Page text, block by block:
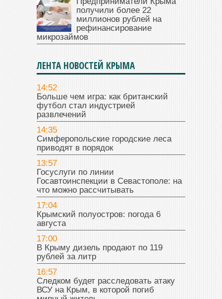
получили более 22
миллионов рублей на
рефинансирование
микрозаймов
ЛЕНТА НОВОСТЕЙ КРЫМА
14:52
Больше чем игра: как британский
футбол стал индустрией
развлечений
14:35
Симферопольские городские леса
приводят в порядок
13:57
Госуслуги по линии
Госавтоинспекции в Севастополе: на
что можно рассчитывать
17:04
Крымский полуостров: погода 6
августа
17:00
В Крыму дизель продают по 119
рублей за литр
16:57
Следком будет расследовать атаку
ВСУ на Крым, в которой погиб